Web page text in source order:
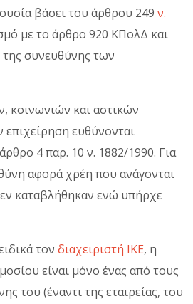
βάσει του άρθρου 249 ν.
με το άρθρο 920 ΚΠολΔ και
συνευθύνης των
κοινωνιών και αστικών
ευθύνονται
4 παρ. 10 ν. 1882/1990. Για
αφορά χρέη που ανάγονται
καταβλήθηκαν ενώ υπήρχε
τον διαχειριστή ΙΚΕ, η
είναι μόνο ένας από τους
του (έναντι της εταιρείας, του